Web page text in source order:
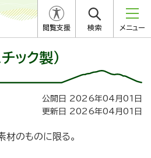
閲覧支援 検索 メニュー
ック製）
公開日 2026年04月01日
更新日 2026年04月01日
材のものに限る。